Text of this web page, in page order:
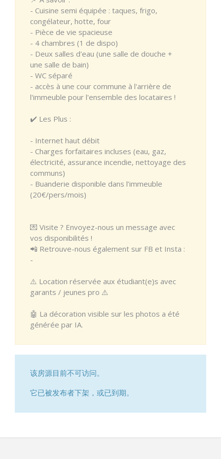
- Cuisine semi équipée : taques, frigo,
congélateur, hotte, four
- Pièce de vie spacieuse
- 4 chambres (1 de dispo)
- Deux salles d'eau (une salle de douche +
une salle de bain)
- WC séparé
- accès à une cour commune à l'arrière de
l'immeuble pour l'ensemble des locataires !
✔️ Les Plus :
- Internet haut débit
- Charges forfaitaires incluses (eau, gaz,
électricité, assurance incendie, nettoyage des
communs)
- Buanderie disponible dans l’immeuble
(20€/pers/mois)
💌 Visite ? Envoyez-nous un message avec
vos disponibilités !
📲 Retrouve-nous également sur FB et Insta :
-
⚠️ Location réservée aux étudiant(e)s avec
garants / jeunes pro ⚠️
🤖 La décoration visible sur les photos a été
générée par IA.
该房源目前不可访问。
它已被发布者下架，或已到期。